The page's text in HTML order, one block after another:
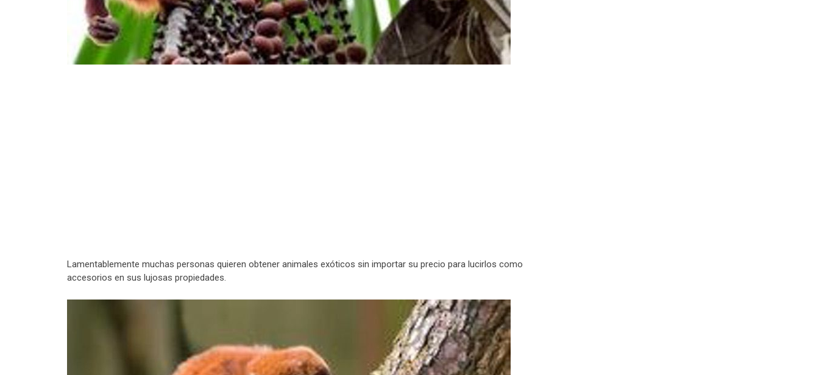
Lamentablemente muchas personas quieren obtener animales exóticos sin importar su precio para lucirlos como
accesorios en sus lujosas propiedades.